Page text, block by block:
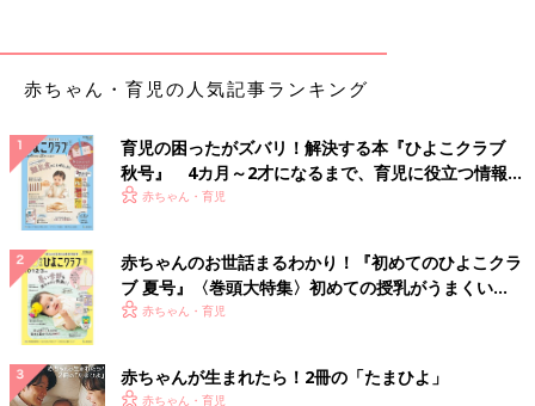
ルーナの作品とわかるほど世界中で愛されています。
色づかいにもオリジナル性があり、今回の布絵本にも、ブルーナ
た。はっきりとした色なので、赤ちゃんにも認識しやすく、デザ
インとしてもおしゃれなので、ママたちも持っていてうれしいお
もちゃに。
ストラップ付きでバッグにも付けられる！だから外
出先にも持ち運びしやすい
赤ちゃん・育児の人気記事ランキング
育児の困ったがズバリ！解決する本『ひよこクラブ
秋号』 4カ月～2才になるまで、育児に役立つ情報が
いっぱい！
赤ちゃん・育児
赤ちゃんのお世話まるわかり！『初めてのひよこクラ
ブ 夏号』〈巻頭大特集〉初めての授乳がうまくい
く！ おっぱい・ミルクの基本と夏のトラブル 解決テ
赤ちゃん・育児
赤ちゃんが生まれたら！2冊の「たまひよ」
赤ちゃん・育児